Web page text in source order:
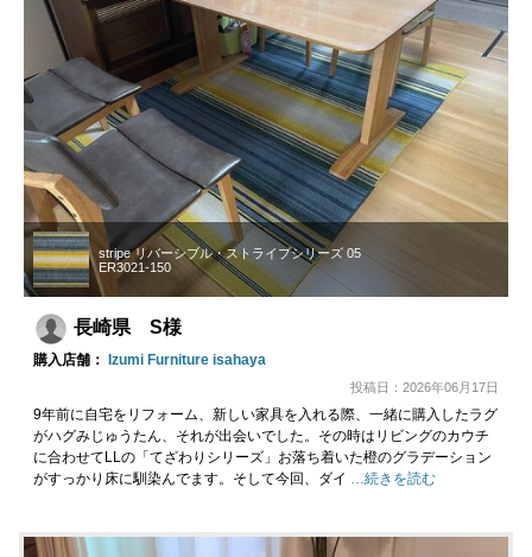
stripe リバーシブル・ストライプシリーズ 05
ER3021-150
長崎県 S様
購入店舗： Izumi Furniture isahaya
投稿日：2026年06月17日
9年前に自宅をリフォーム、新しい家具を入れる際、一緒に購入したラグ
がハグみじゅうたん、それが出会いでした。その時はリビングのカウチ
に合わせてLLの「てざわりシリーズ」お落ち着いた橙のグラデーション
がすっかり床に馴染んでます。そして今回、ダイ …続きを読む